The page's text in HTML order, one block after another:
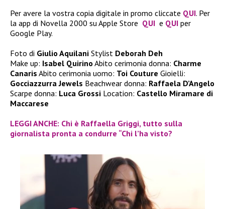
Per avere la vostra copia digitale in promo cliccate QUI. Per
la app di Novella 2000 su Apple Store QUI e QUI per
Google Play.
Foto di Giulio Aquilani Stylist Deborah Deh
Make up: Isabel Quirino Abito cerimonia donna: Charme
Canaris Abito cerimonia uomo: Toi Couture Gioielli:
Gocciazzurra Jewels Beachwear donna: Raffaela D’Angelo
Scarpe donna: Luca Grossi Location: Castello Miramare di
Maccarese
LEGGI ANCHE: Chi è Raffaella Griggi, tutto sulla
giornalista pronta a condurre “Chi l’ha visto?